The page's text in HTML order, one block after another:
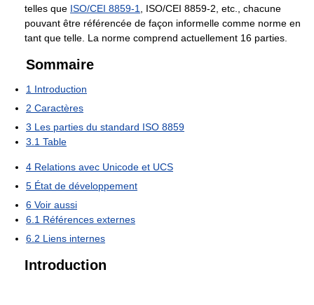
telles que ISO/CEI 8859-1
, ISO/CEI 8859-2, etc., chacune
pouvant être référencée de façon informelle comme norme en
tant que telle. La norme comprend actuellement 16 parties.
Sommaire
1 Introduction
2 Caractères
3 Les parties du standard ISO 8859
3.1 Table
4 Relations avec Unicode et UCS
5 État de développement
6 Voir aussi
6.1 Références externes
6.2 Liens internes
Introduction